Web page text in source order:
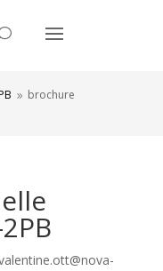
9 brochure